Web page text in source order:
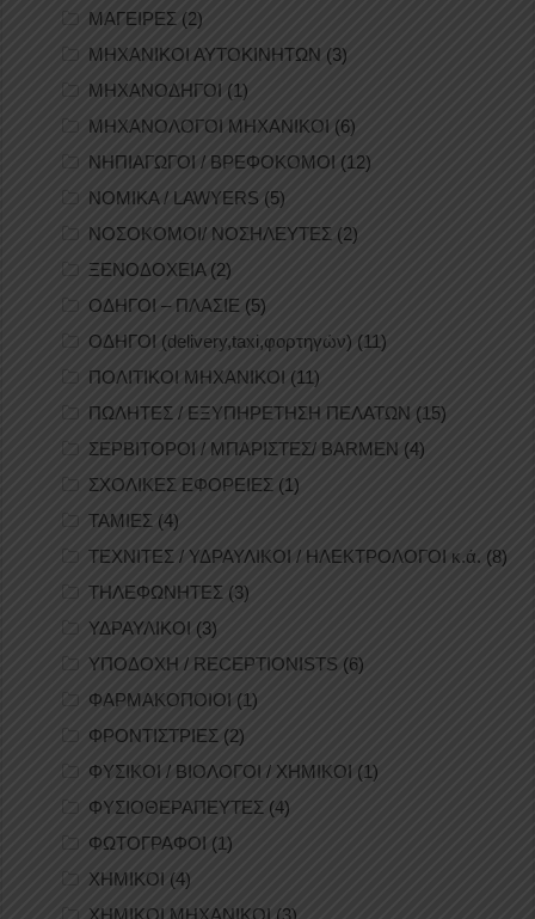
ΜΑΓΕΙΡΕΣ (2)
ΜΗΧΑΝΙΚΟΙ ΑΥΤΟΚΙΝΗΤΩΝ (3)
ΜΗΧΑΝΟΔΗΓΟΙ (1)
ΜΗΧΑΝΟΛΟΓΟΙ ΜΗΧΑΝΙΚΟΙ (6)
ΝΗΠΙΑΓΩΓΟΙ / ΒΡΕΦΟΚΟΜΟΙ (12)
ΝΟΜΙΚΑ / LAWYERS (5)
ΝΟΣΟΚΟΜΟΙ/ ΝΟΣΗΛΕΥΤΕΣ (2)
ΞΕΝΟΔΟΧΕΙΑ(2)
ΟΔΗΓΟΙ – ΠΛΑΣΙΕ (5)
ΟΔΗΓΟΙ (delivery,taxi,φορτηγών) (11)
ΠΟΛΙΤΙΚΟΙ ΜΗΧΑΝΙΚΟΙ (11)
ΠΩΛΗΤΕΣ / ΕΞΥΠΗΡΕΤΗΣΗ ΠΕΛΑΤΩΝ (15)
ΣΕΡΒΙΤΟΡΟΙ / ΜΠΑΡΙΣΤΕΣ/ BARMEN (4)
ΣΧΟΛΙΚΕΣ ΕΦΟΡΕΙΕΣ (1)
ΤΑΜΙΕΣ (4)
ΤΕΧΝΙΤΕΣ / ΥΔΡΑΥΛΙΚΟΙ / ΗΛΕΚΤΡΟΛΟΓΟΙ κ.ά. (8)
ΤΗΛΕΦΩΝΗΤΕΣ (3)
ΥΔΡΑΥΛΙΚΟΙ (3)
ΥΠΟΔΟΧΗ / RECEPTIONISTS (6)
ΦΑΡΜΑΚΟΠΟΙΟΙ (1)
ΦΡΟΝΤΙΣΤΡΙΕΣ (2)
ΦΥΣΙΚΟΙ / ΒΙΟΛΟΓΟΙ / ΧΗΜΙΚΟΙ (1)
ΦΥΣΙΟΘΕΡΑΠΕΥΤΕΣ (4)
ΦΩΤΟΓΡΑΦΟΙ (1)
ΧΗΜΙΚΟΙ (4)